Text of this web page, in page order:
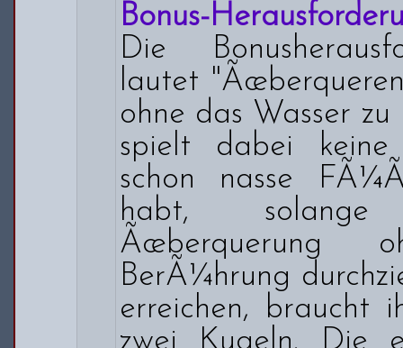
Bonus-
Die
lautet
ohne das Wasser
spielt dabei
schon nasse
habt,
Ãœberquerung
BerÃ¼hrung
erreichen, braucht